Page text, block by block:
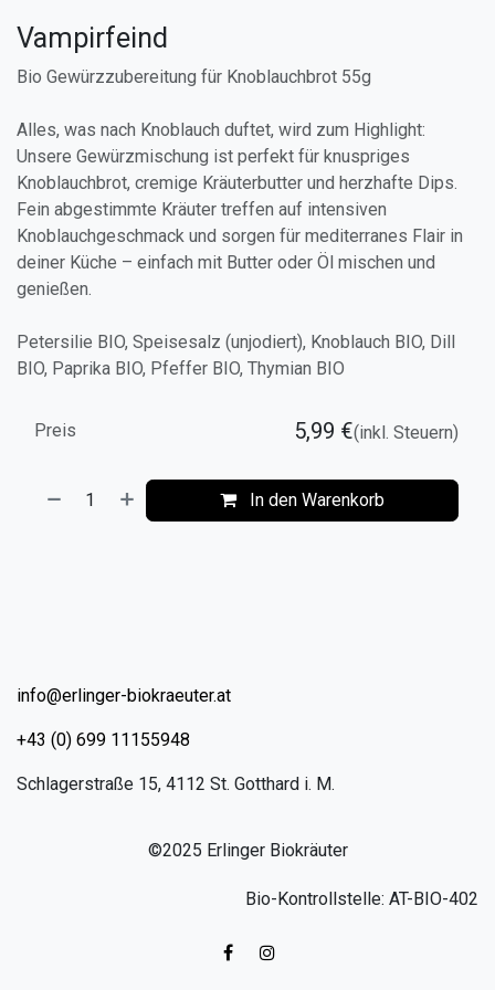
Vampirfeind
Bio Gewürzzubereitung für Knoblauchbrot 55g
Alles, was nach Knoblauch duftet, wird zum Highlight:
Unsere Gewürzmischung ist perfekt für knuspriges
Knoblauchbrot, cremige Kräuterbutter und herzhafte Dips.
Fein abgestimmte Kräuter treffen auf intensiven
Knoblauchgeschmack und sorgen für mediterranes Flair in
deiner Küche – einfach mit Butter oder Öl mischen und
genießen.
Petersilie BIO, Speisesalz (unjodiert), Knoblauch BIO, Dill
BIO, Paprika BIO, Pfeffer BIO, Thymian BIO
In den Warenkorb
Preis 5,99 €(inkl. Steuern)
info@erlinger-biokraeuter.at
+43 (0) 699 11155948
Schlagerstraße 15, 4112 St. Gotthard i. M.
©2025 Erlinger Biokräuter
Bio-Kontrollstelle: AT-BIO-402